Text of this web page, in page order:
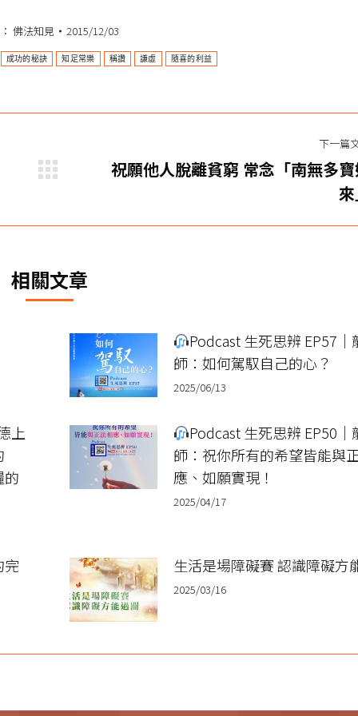
佛法知見
2015/12/03
成功的秘訣 知足常樂 稱讚 謙虛 隨喜的利益
下一篇
篇
章：
祝願他人脫離貧窮 常念「南無多
相關文章
Podcast 生死思辨 EP57｜
師：如何駕馭自己的心？
2025/06/13
上
Podcast 生死思辨 EP50｜
師：祝你所有的希望皆能與
應、如願實現！
2025/04/17
完
生活是場障礙賽 認識障礙方
2025/03/16